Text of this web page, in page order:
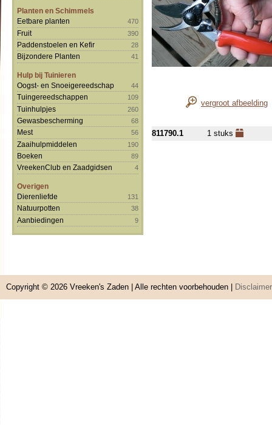
Planten en Schimmels
Eetbare planten
470
Fruit 390
Paddenstoelen en Kefir 28
Bijzondere Planten 41
Hulp bij Tuinieren
Oogst- en Snoeigereedschap
44
Tuingereedschappen 109
Tuinhulpjes 260
Gewasbescherming 68
Mest 56
Zaaihulpmiddelen 190
Boeken 89
VreekenClub en Zaadgidsen 4
Overigen
Dierenliefde
131
Natuurpotten 38
Aanbiedingen 9
vergroot afbeelding
811790.1 1 stuks
Copyright © 2026 Vreeken's Zaden | Alle rechten voorbehouden | Disclaimer